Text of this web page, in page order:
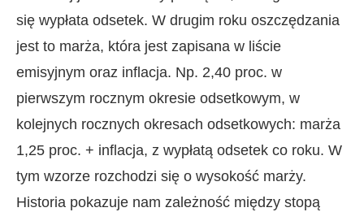
się wypłata odsetek. W drugim roku oszczędzania
jest to marża, która jest zapisana w liście
emisyjnym oraz inflacja. Np. 2,40 proc. w
pierwszym rocznym okresie odsetkowym, w
kolejnych rocznych okresach odsetkowych: marża
1,25 proc. + inflacja, z wypłatą odsetek co roku. W
tym wzorze rozchodzi się o wysokość marży.
Historia pokazuje nam zależność między stopą